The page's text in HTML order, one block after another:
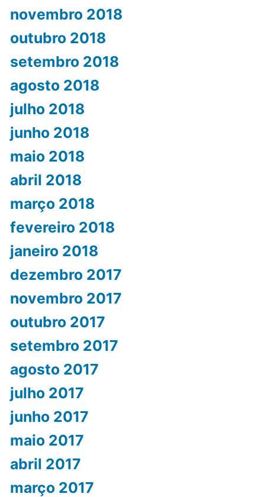
novembro 2018
outubro 2018
setembro 2018
agosto 2018
julho 2018
junho 2018
maio 2018
abril 2018
março 2018
fevereiro 2018
janeiro 2018
dezembro 2017
novembro 2017
outubro 2017
setembro 2017
agosto 2017
julho 2017
junho 2017
maio 2017
abril 2017
março 2017